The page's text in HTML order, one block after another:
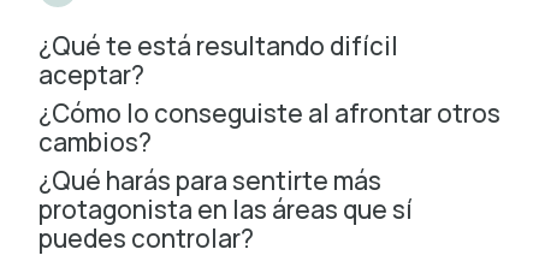
¿Qué te está resultando difícil
aceptar?
¿Cómo lo conseguiste al afrontar otros
cambios?
¿Qué harás para sentirte más
protagonista en las áreas que sí
puedes controlar?